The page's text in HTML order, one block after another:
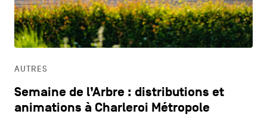
secondaire
MENTIONS LÉGALES
COOKIES POLICY
POLITIQUE VIE PRIVÉE
CM
DÉCOUVERTE
AUTRES
Semaine de l’Arbre : distributions et
animations à Charleroi Métropole